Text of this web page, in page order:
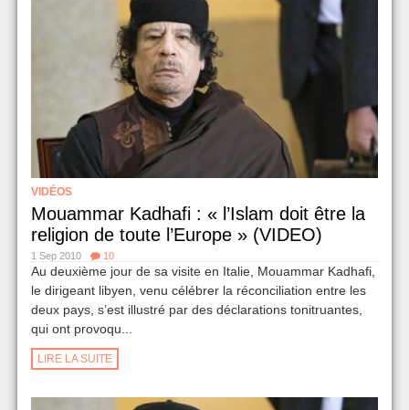
VIDÉOS
Mouammar Kadhafi : « l’Islam doit être la
religion de toute l’Europe » (VIDEO)
1 Sep 2010 10
Au deuxième jour de sa visite en Italie, Mouammar Kadhafi,
le dirigeant libyen, venu célébrer la réconciliation entre les
deux pays, s’est illustré par des déclarations tonitruantes,
qui ont provoqu...
LIRE LA SUITE